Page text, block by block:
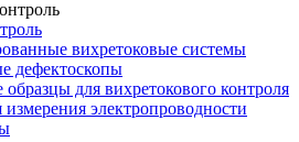
вихретоковые системы
дефектоскопы
для вихретокового контроля
электропроводности